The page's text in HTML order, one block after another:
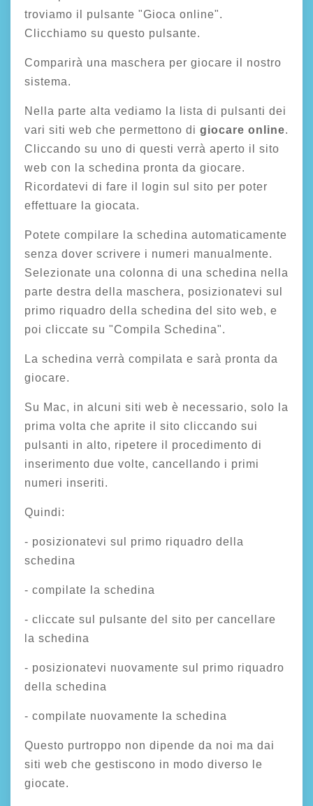
troviamo il pulsante "Gioca online".
Clicchiamo su questo pulsante.
Comparirà una maschera per giocare il nostro
sistema.
Nella parte alta vediamo la lista di pulsanti dei
vari siti web che permettono di giocare online.
Cliccando su uno di questi verrà aperto il sito
web con la schedina pronta da giocare.
Ricordatevi di fare il login sul sito per poter
effettuare la giocata.
Potete compilare la schedina automaticamente
senza dover scrivere i numeri manualmente.
Selezionate una colonna di una schedina nella
parte destra della maschera, posizionatevi sul
primo riquadro della schedina del sito web, e
poi cliccate su "Compila Schedina".
La schedina verrà compilata e sarà pronta da
giocare.
Su Mac, in alcuni siti web è necessario, solo la
prima volta che aprite il sito cliccando sui
pulsanti in alto, ripetere il procedimento di
inserimento due volte, cancellando i primi
numeri inseriti.
Quindi:
- posizionatevi sul primo riquadro della
schedina
- compilate la schedina
- cliccate sul pulsante del sito per cancellare
la schedina
- posizionatevi nuovamente sul primo riquadro
della schedina
- compilate nuovamente la schedina
Questo purtroppo non dipende da noi ma dai
siti web che gestiscono in modo diverso le
giocate.